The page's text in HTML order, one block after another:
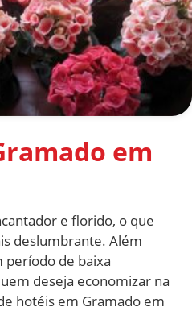
em
e florido, o que
deslumbrante. Além
período de baixa
deseja economizar na
hotéis em Gramado em